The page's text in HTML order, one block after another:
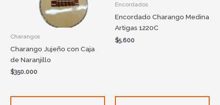
Charangos
Charango Jujeño con Caja
de Naranjillo
$350.000
Encordados
Encordado Charango Medina
Artigas 1220C
$5.600